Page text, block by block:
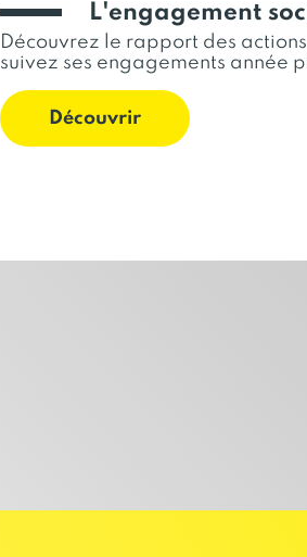
L'engagement
Découvrez le rapport des
suivez ses engagements année
Découvrir